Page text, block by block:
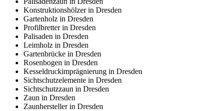
Konstruktionshölzer in Dresden
Gartenholz in Dresden
Profilbretter in Dresden
Palisaden in Dresden
Leimholz in Dresden
Gartenbrücke in Dresden
Rosenbogen in Dresden
Kesseldruckimprägnierung in Dresden
Sichtschutzelemente in Dresden
Sichtschutzzaun in Dresden
Zaun in Dresden
Zaunhersteller in Dresden